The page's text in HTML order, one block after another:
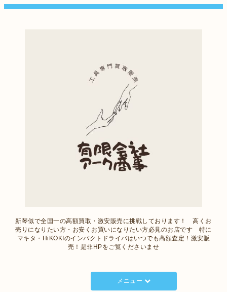
新琴似で全国一の高額買取・激安販売に挑戦しております！ 高くお
売りになりたい方・お安くお買いになりたい方必見のお店です 特に
マキタ・HiKOKIのインパクトドライバはいつでも高額査定！激安販
売！是非HPをご覧くださいませ
メニュー